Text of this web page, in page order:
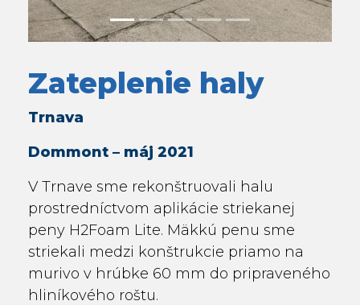
Zateplenie haly
Trnava
Dommont – máj 2021
V Trnave sme rekonštruovali halu
prostredníctvom aplikácie striekanej
peny H2Foam Lite. Mäkkú penu sme
striekali medzi konštrukcie priamo na
murivo v hrúbke 60 mm do pripraveného
hliníkového roštu.